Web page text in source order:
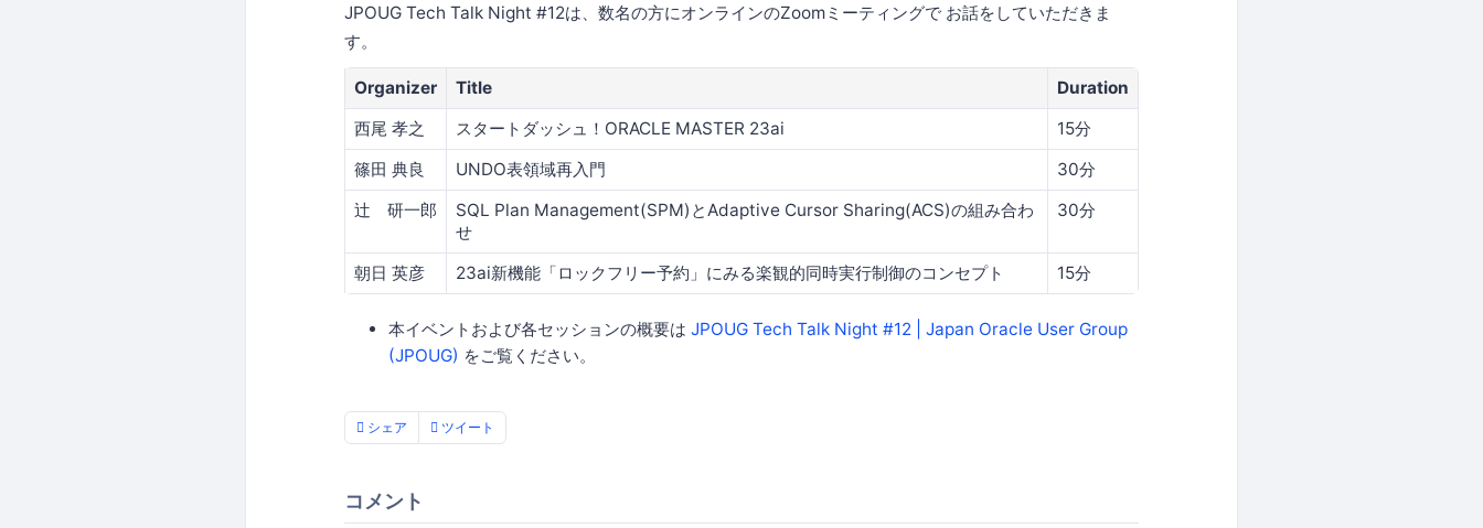
JPOUG Tech Talk Night #12は、数名の方にオンラインのZoomミーティングで お話をしていただきま
す。
Organizer Title
Duration
西尾 孝之
スタートダッシュ！ORACLE MASTER 23ai
15分
篠田 典良
UNDO表領域再入門
30分
辻 研一郎
SQL Plan Management(SPM)とAdaptive Cursor Sharing(ACS)の組み合わ
せ
30分
朝日 英彦 23ai新機能「ロックフリー予約」にみる楽観的同時実行制御のコンセプト 15分
本イベントおよび各セッションの概要は JPOUG Tech Talk Night #12 | Japan Oracle User Group
(JPOUG) をご覧ください。
シェア ツイート
コメント